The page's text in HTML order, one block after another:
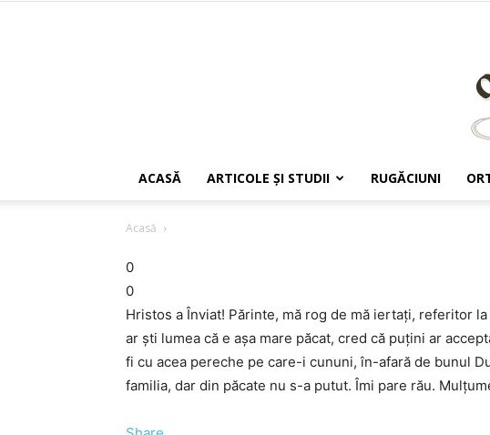
ACASĂ ARTICOLE ŞI STUDII RUGĂCIUNI
Acasă
0
0
Hristos a Înviat! Părinte, mă rog de mă iertați, referitor
ar ști lumea că e așa mare păcat, cred că puțini ar
fi cu acea pereche pe care-i cununi, în-afară de bunul
familia, dar din păcate nu s-a putut. Îmi pare rău.